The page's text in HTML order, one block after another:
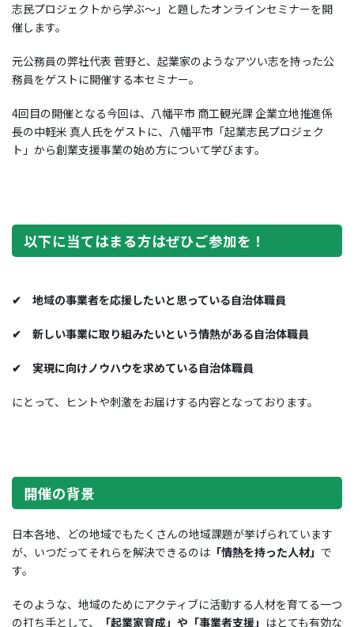
志民プロジェクトから学ぶ〜」と題したオンラインセミナーを開
催します。
元公務員の弊社代表 菅野と、起業家のようなアツい志を持った公
務員をゲストに開催する本セミナー。
4回目の開催となる今回は、八幡平市 商工観光課 企業立地推進係
長の中軽米 真人氏をゲストに、八幡平市「起業志民プロジェク
ト」から創業支援事業の始め方について学びます。
以下に当てはまる方はぜひご参加を！
✔ 地域の事業者を応援したいと思っている自治体職員
✔ 新しい事業に取り組みたいという情熱がある自治体職員
✔ 実現に向けノウハウを求めている自治体職員
にとって、ヒントや刺激をお届けする内容となっております。
開催の背景
日本各地、どの地域でもたくさんの地域課題が挙げられています
が、いつだってそれらを解決できるのは 「情熱を持った人材」 で
す。
そのような、地域のためにアクティブに活動する人材を育てる一つ
の打ち手として、
「起業家育成」や「事業者支援」 はとても有効な